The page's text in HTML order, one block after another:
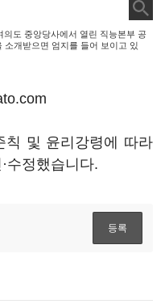
도 중앙당사에서 열린 직능본부 공
개받으면 엄지를 들어 보이고 있
칙 및 윤리강령에 따라
수정했습니다.